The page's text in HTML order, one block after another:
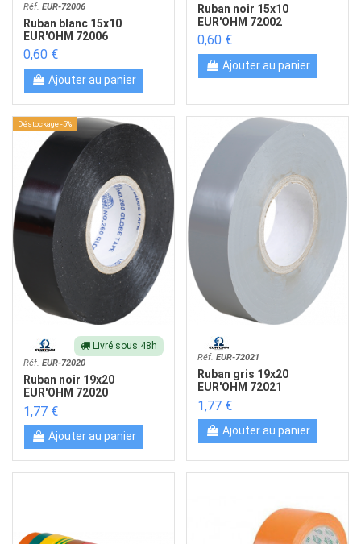
Réf.EUR-72006
Ruban blanc 15x10
EUR'OHM 72006
0,60 €
Ajouter au panier
Ruban noir 15x10
EUR'OHM 72002
0,60 €
Ajouter au panier
Déstockage -5%
Livré sous 48h
Réf.EUR-72020
Ruban noir 19x20
EUR'OHM 72020
1,77 €
Ajouter au panier
Réf.EUR-72021
Ruban gris 19x20
EUR'OHM 72021
1,77 €
Ajouter au panier